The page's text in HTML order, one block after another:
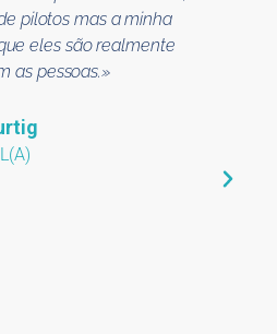
pilotos mas a minha
eles são realmente
as pessoas.»